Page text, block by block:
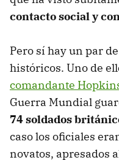
contacto social y
Pero sí hay un par
históricos. Uno de
comandante
Guerra Mundial
74 soldados
caso los oficiales
novatos, apresados